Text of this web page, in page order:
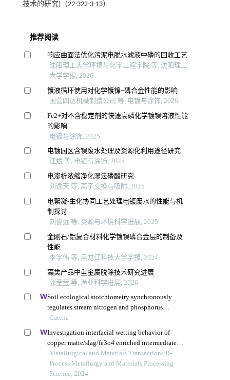
技术的研究)（22-322-3-13）